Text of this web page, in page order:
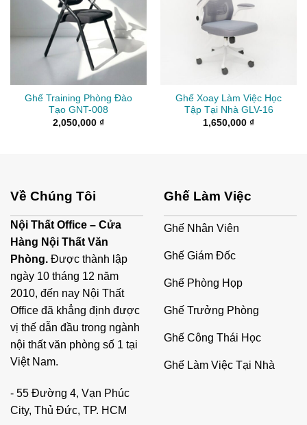
Ghế Training Phòng Đào
Tạo GNT-008
2,050,000 ₫
Ghế Xoay Làm Việc Học
Tập Tại Nhà GLV-16
1,650,000 ₫
Về Chúng Tôi
Nội Thất Office – Cửa
Hàng Nội Thất Văn
Phòng. Được thành lập
ngày 10 tháng 12 năm
2010, đến nay Nội Thất
Office đã khẳng định được
vị thế dẫn đầu trong ngành
nội thất văn phòng số 1 tại
Việt Nam.
- 55 Đường 4, Vạn Phúc
City, Thủ Đức, TP. HCM
Ghế Làm Việc
Ghế Nhân Viên
Ghế Giám Đốc
Ghế Phòng Họp
Ghế Trưởng Phòng
Ghế Công Thái Học
Ghế Làm Việc Tại Nhà